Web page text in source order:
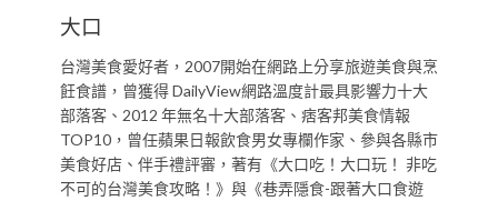
大口
台灣美食愛好者，2007開始在網路上分享旅遊美食與烹
飪食譜，曾獲得 DailyView網路溫度計最具影響力十大
部落客、2012 年無名十大部落客、痞客邦美食情報
TOP10，曾任蘋果日報飲食男女專欄作家、參與各縣市
美食好店、伴手禮評審，著有《大口吃！大口玩！ 非吃
不可的台灣美食攻略！》與《巷弄隱食-跟著大口食遊